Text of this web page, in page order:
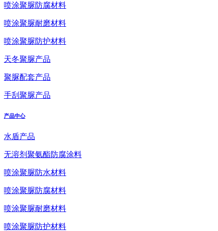
喷涂聚脲防腐材料
喷涂聚脲耐磨材料
喷涂聚脲防护材料
天冬聚脲产品
聚脲配套产品
手刮聚脲产品
产品中心
水盾产品
无溶剂聚氨酯防腐涂料
喷涂聚脲防水材料
喷涂聚脲防腐材料
喷涂聚脲耐磨材料
喷涂聚脲防护材料